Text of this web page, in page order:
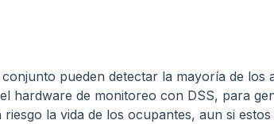
pueden detectar la mayoría de los
hardware de monitoreo con DSS, para
la vida de los ocupantes, aun si